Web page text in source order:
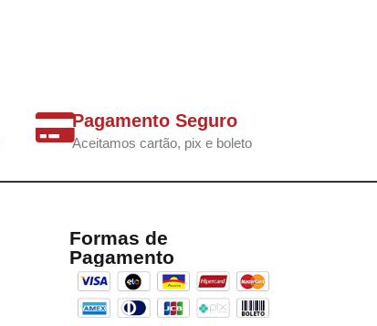
Pagamento Seguro
Aceitamos cartão, pix e boleto
Formas de
Pagamento